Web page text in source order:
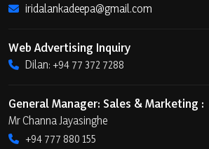
iridalankadeepa@gmail.com
Web Advertising Inquiry
Dilan: +94 77 372 7288
General Manager: Sales & Marketing :
Mr Channa Jayasinghe
+94 777 880 155